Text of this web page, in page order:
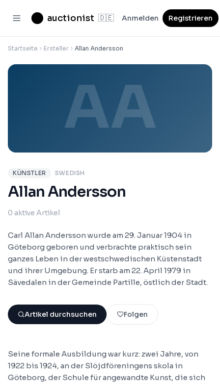
auctionist 🇩🇪 Anmelden Registrieren
Startseite Ersteller Allan Andersson
AA
KÜNSTLER SWEDISH
Allan Andersson
0 aktive Artikel
Carl Allan Andersson wurde am 29. Januar 1904 in
Göteborg geboren und verbrachte praktisch sein
ganzes Leben in der westschwedischen Küstenstadt
und ihrer Umgebung. Er starb am 22. April 1979 in
Sävedalen in der Gemeinde Partille, östlich der Stadt.
Artikel durchsuchen Folgen
Seine formale Ausbildung war kurz: zwei Jahre, von
1922 bis 1924, an der Slöjdföreningens skola in
Göteborg, der Schule für angewandte Kunst, die sich